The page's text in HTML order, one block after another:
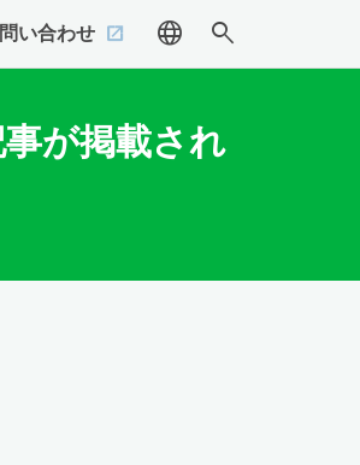
い合わせ language search
が掲載され